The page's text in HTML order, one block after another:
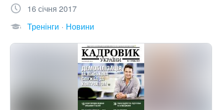
16 січня 2017
Тренінги
Новини